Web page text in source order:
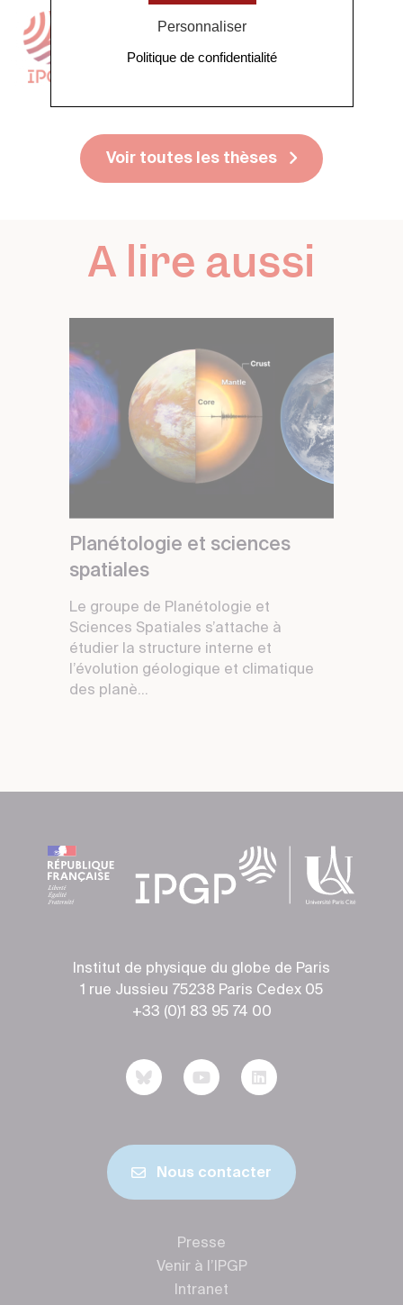
Voir toutes les thèses
A lire aussi
Planétologie et sciences
spatiales
Le groupe de Planétologie et
Sciences Spatiales s’attache à
étudier la structure interne et
l’évolution géologique et climatique
des planè...
Institut de physique du globe de Paris
1 rue Jussieu 75238 Paris Cedex 05
+33 (0)1 83 95 74 00
Nous contacter
Presse
Venir à l’IPGP
Intranet
Personnaliser
Politique de confidentialité